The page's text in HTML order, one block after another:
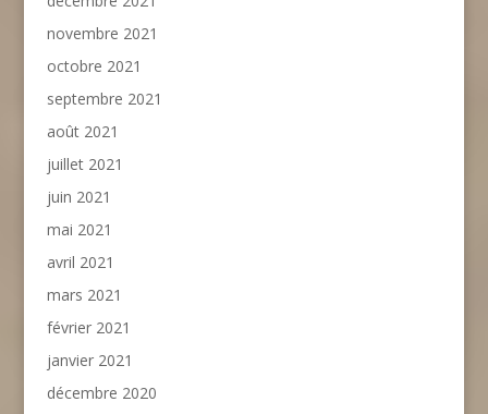
novembre 2021
octobre 2021
septembre 2021
août 2021
juillet 2021
juin 2021
mai 2021
avril 2021
mars 2021
février 2021
janvier 2021
décembre 2020